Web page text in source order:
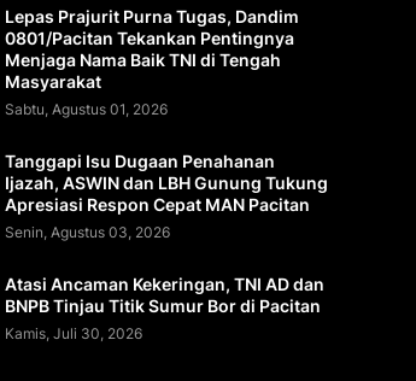
Lepas Prajurit Purna Tugas, Dandim
0801/Pacitan Tekankan Pentingnya
Menjaga Nama Baik TNI di Tengah
Masyarakat
Sabtu, Agustus 01, 2026
Tanggapi Isu Dugaan Penahanan
Ijazah, ASWIN dan LBH Gunung Tukung
Apresiasi Respon Cepat MAN Pacitan
Senin, Agustus 03, 2026
Atasi Ancaman Kekeringan, TNI AD dan
BNPB Tinjau Titik Sumur Bor di Pacitan
Kamis, Juli 30, 2026